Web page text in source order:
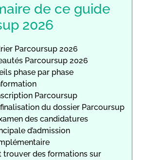
de ce guide
2026
Parcoursup 2026
Parcoursup 2026
phase par phase
Parcoursup
du dossier Parcoursup
des candidatures
d’admission
trouver des formations sur